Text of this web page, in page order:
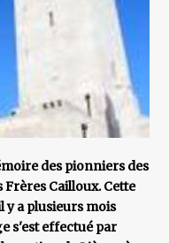
des pionniers des
Cailloux. Cette
y a plusieurs mois
s'est effectué par